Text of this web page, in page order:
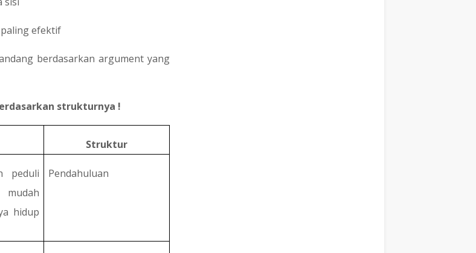
efektif
berdasarkan argument yang
strukturnya !
Struktur
peduli
mudah
hidup
Pendahuluan